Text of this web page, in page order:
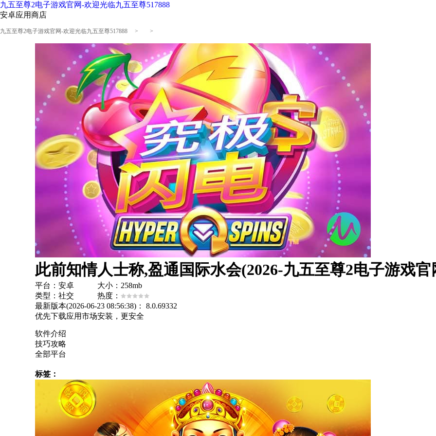
九五至尊2电子游戏官网-欢迎光临九五至尊517888
安卓应用商店
九五至尊2电子游戏官网-欢迎光临九五至尊517888 > >
此前知情人士称,盈通国际水会(2026-九五至尊2电子游戏官
平台：安卓 大小：258mb
类型：社交 热度：
最新版本(2026-06-23 08:56:38)：
8.0.69332
优先下载应用市场安装，更安全
软件介绍
技巧攻略
全部平台
标签：